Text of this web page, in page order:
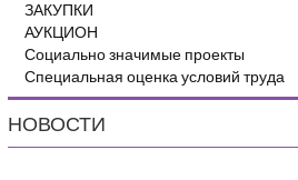
ЗАКУПКИ
АУКЦИОН
Социально значимые проекты
Специальная оценка условий труда
НОВОСТИ